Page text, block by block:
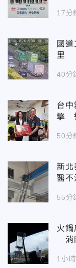
17分
國
里
40分
台中
擊
50分
新北
醫不
55分
火
消
1小